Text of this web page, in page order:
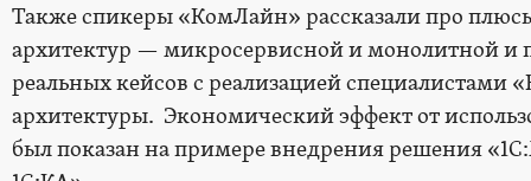
Также спикеры «КомЛайн» рассказали про
архитектур — микросервисной и монолитной и
реальных кейсов с реализацией
архитектуры. Экономический эффект от
был показан на примере внедрения решения